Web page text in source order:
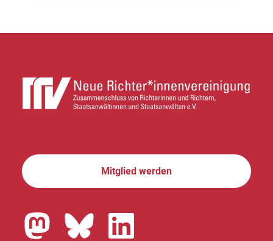
Mitglied werden